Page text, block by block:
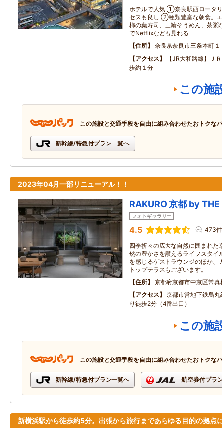
ホテルで人気 ①奈良駅西ロータ
セスも良し ②種類豊富な朝食。
柿の葉寿司、三輪そうめん、茶
でNetflixなども見れる
住所
奈良県奈良市三条本町１
アクセス
【JR大和路線】Ｊ
歩約１分
この施
この施設と交通手段を自由に組み合わせたおトクな
新幹線/特急付プラン一覧へ
2023年04月一部リニューアル！！
RAKURO 京都 by
フォトギャラリー
4.5 473件
四季折々の広大な自然に囲まれた
然の豊かさを讃えるライフスタイ
を感じるゲストラウンジのほか、
トップテラスもございます。
住所
京都府京都市中京区常真
アクセス
京都市営地下鉄烏
り徒歩2分（4番出口）
この施
この施設と交通手段を自由に組み合わせたおトクな
新幹線/特急付プラン一覧へ 航空券付プラ
新横浜駅から徒歩約5分。出張から旅行まであらゆる目的の拠点